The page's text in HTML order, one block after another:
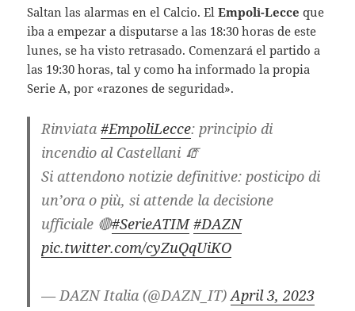
Saltan las alarmas en el Calcio. ElEmpoli-Lecce que
iba a empezar a disputarse a las 18:30 horas de este
lunes, se ha visto retrasado. Comenzará el partido a
las 19:30 horas, tal y como ha informado la propia
Serie A, por «razones de seguridad».
Rinviata#EmpoliLecce: principio di
incendio al Castellani 🧯
Si attendono notizie definitive: posticipo di
un’ora o più, si attende la decisione
ufficiale 🔴#SerieATIM #DAZN
pic.twitter.com/cyZuQqUiKO
— DAZN Italia (@DAZN_IT)April 3, 2023